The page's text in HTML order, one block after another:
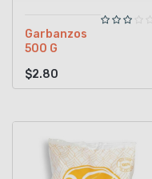
Garbanzos
500 G
$2.80